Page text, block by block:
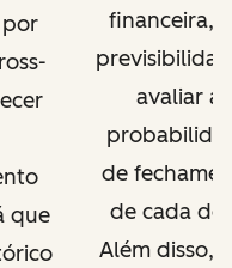
por
que
financeira,
avaliar a
de
de cada
Além disso,